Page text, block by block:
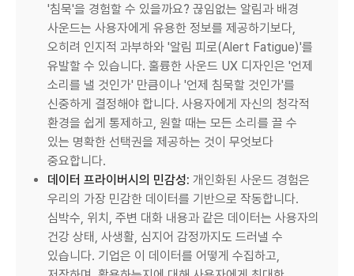
'침묵'을 경험할 수 있을까요? 끊임없는 알림과 배경
사운드는 사용자에게 유용한 정보를 제공하기보다,
오히려 인지적 과부하와 '알림 피로(Alert Fatigue)'를
유발할 수 있습니다. 훌륭한 사운드 UX 디자인은 '언제
소리를 낼 것인가' 만큼이나 '언제 침묵할 것인가'를
신중하게 결정해야 합니다. 사용자에게 자신의 청각적
환경을 쉽게 통제하고, 원할 때는 모든 소리를 끌 수
있는 명확한 선택권을 제공하는 것이 무엇보다
중요합니다.
데이터 프라이버시의 민감성: 개인화된 사운드 경험은
우리의 가장 민감한 데이터를 기반으로 작동합니다.
심박수, 위치, 주변 대화 내용과 같은 데이터는 사용자의
건강 상태, 사생활, 심지어 감정까지도 드러낼 수
있습니다. 기업은 이 데이터를 어떻게 수집하고,